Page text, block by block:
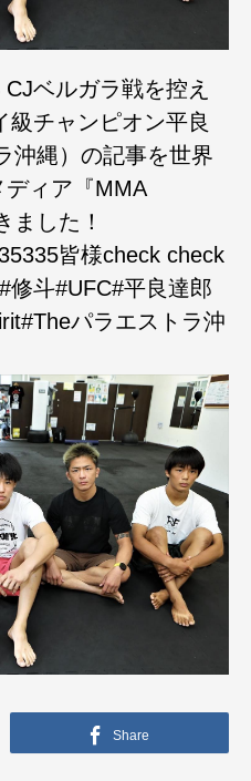
ベルガラ戦を控え
級チャンピオン平良
沖縄）の記事を世界
ィア『MMA
ました！
皆様check check
修斗#UFC#平良達郎
パラエストラ沖
Share